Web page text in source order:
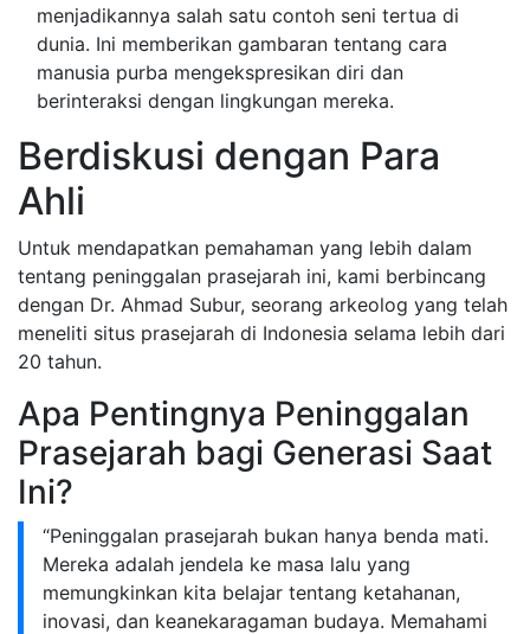
menjadikannya salah satu contoh seni tertua di
dunia. Ini memberikan gambaran tentang cara
manusia purba mengekspresikan diri dan
berinteraksi dengan lingkungan mereka.
Berdiskusi dengan Para
Ahli
Untuk mendapatkan pemahaman yang lebih dalam
tentang peninggalan prasejarah ini, kami berbincang
dengan Dr. Ahmad Subur, seorang arkeolog yang telah
meneliti situs prasejarah di Indonesia selama lebih dari
20 tahun.
Apa Pentingnya Peninggalan
Prasejarah bagi Generasi Saat
Ini?
“Peninggalan prasejarah bukan hanya benda mati.
Mereka adalah jendela ke masa lalu yang
memungkinkan kita belajar tentang ketahanan,
inovasi, dan keanekaragaman budaya. Memahami